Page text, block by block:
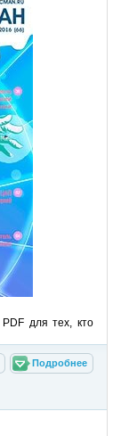
для тех, кто
Подробнее